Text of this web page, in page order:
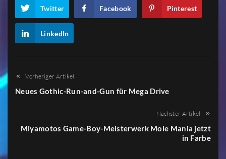
Twitter Facebook Pinterest
LinkedIn
Vorheriger Artikel
Neues Gothic-Run-and-Gun für Mega Drive
Nächster Artikel
Miyamotos Game-Boy-Meisterwerk Mole Mania jetzt
in Farbe